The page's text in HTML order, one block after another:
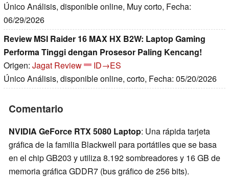
Único Análisis, disponible online, Muy corto, Fecha:
06/29/2026
Review MSI Raider 16 MAX HX B2W: Laptop Gaming
Performa Tinggi dengan Prosesor Paling Kencang!
Origen: Jagat Review
ID→ES
Único Análisis, disponible online, corto, Fecha: 05/20/2026
Comentario
NVIDIA GeForce RTX 5080 Laptop: Una rápida tarjeta
gráfica de la familia Blackwell para portátiles que se basa
en el chip GB203 y utiliza 8.192 sombreadores y 16 GB de
memoria gráfica GDDR7 (bus gráfico de 256 bits).